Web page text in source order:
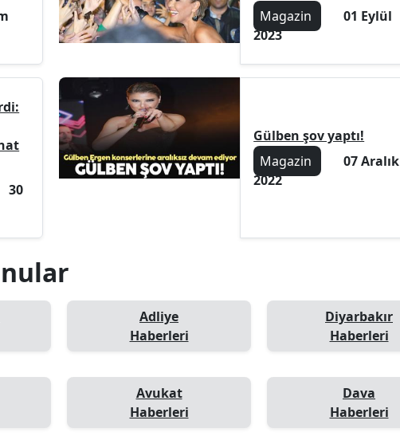
Magazin
01 Eylül
2023
30
Gülben şov yaptı!
Magazin
07 Aralık
2022
Adliye
Haberleri
Diyarbakır
Haberleri
Avukat
Haberleri
Dava
Haberleri